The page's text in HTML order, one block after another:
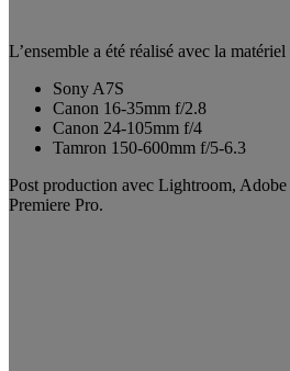
L’ensemble a été réalisé avec la
Sony A7S
Canon 16-35mm f/2.8
Canon 24-105mm f/4
Tamron 150-600mm f/5-6.3
Post production avec Lightroom,
Premiere Pro.